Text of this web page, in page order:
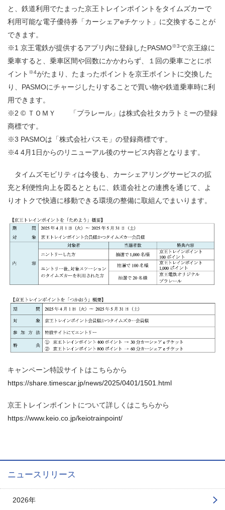
と、鉄道利用でたまった京王トレインポイントをタイムズカーで
利用可能な電子優待券「カーシェアeチケット」に交換することが
できます。
※1 京王電鉄が提供するアプリ内に登録したPASMO※3で京王線に
乗車すると、乗車区間や回数にかかわらず、１回の乗車ごとにポ
イント ※4がたまり、たまったポイントを京王ポイントに交換した
り、PASMOにチャージしたりすることで買い物や鉄道乗車時に利
用できます。
※2 © ＴＯＭＹ 「プラレール」は株式会社タカラトミーの登録
商標です。
※3 PASMOは「株式会社パスモ」の登録商標です。
※4 4月1日からのリニューアル後のサービス内容となります。
タイムズモビリティは今後も、カーシェアリングサービスの拡
充と利便性向上を図るとともに、鉄道会社との連携を通じて、よ
りオトクで快適に移動できる環境の整備に取組んでまいります。
キャンペーン特設サイトはこちらから
https://share.timescar.jp/news/2025/0401/1501.html
京王トレインポイントについて詳しくはこちらから
https://www.keio.co.jp/keiotrainpoint/
ニュースリリース
2026年